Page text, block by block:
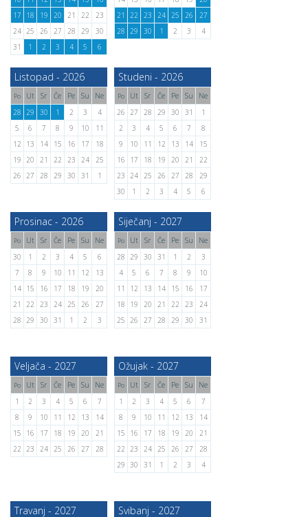
17
18 19 20 21 22
23
24 25 26 27 28 29
30
31
1 2 3 4 5 6
21
22 23 24 25 26
27
28 29 30 1 2 3 4
Listopad - 2026
Po Ut Sr Če Pe Su
Ne
28 29 30 1 2 3
4
5
6 7 8 9 10
11
12
13 14 15 16 17
18
19 20 21 22 23 24
25
26 27 28 29 30 31 1
Studeni - 2026
Po Ut Sr Če Pe Su
Ne
26 27 28 29 30 31
1
2
3 4 5 6 7
8
9
10 11 12 13 14
15
16
17 18 19 20 21
22
23 24 25 26 27 28
29
30
1 2 3 4 5 6
Prosinac - 2026
Po Ut Sr Če Pe Su
Ne
30
1 2 3 4 5
6
7
8 9 10 11 12
13
14 15 16 17 18 19
20
21
22 23 24 25 26
27
28 29 30 31 1 2 3
Siječanj - 2027
Po Ut Sr Če Pe Su
Ne
28 29 30 31 1 2
3
4
5 6 7 8 9
10
11
12 13 14 15 16
17
18
19 20 21 22 23
24
25 26 27 28 29 30 31
Veljača - 2027
Po Ut Sr Če Pe Su
Ne
1
2 3 4 5 6
7
8
9 10 11 12 13
14
15
16 17 18 19 20
21
22 23 24 25 26 27 28
Ožujak - 2027
Po Ut Sr Če Pe Su
Ne
1
2 3 4 5 6
7
8
9 10 11 12 13
14
15
16 17 18 19 20
21
22 23 24 25 26 27
28
29 30 31 1 2 3 4
Travanj - 2027 Svibanj - 2027